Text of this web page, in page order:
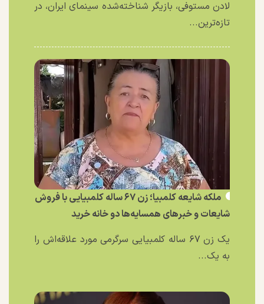
لادن مستوفی، بازیگر شناخته‌شده سینمای ایران، در
تازه‌ترین...
ملکه شایعه کلمبیا؛ زن ۶۷ ساله کلمبیایی با فروش
شایعات و خبر‌های همسایه‌ها دو خانه خرید
یک زن ۶۷ ساله کلمبیایی سرگرمی مورد علاقه‌اش را
به یک...